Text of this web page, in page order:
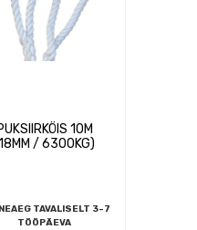
10M
/ 6300KG)
TAVALISELT 3-7
TÖÖPÄEVA